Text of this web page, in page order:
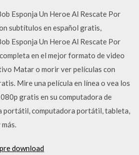
Esponja Un Heroe Al Rescate Por
subtítulos en español gratis,
Esponja Un Heroe Al Rescate Por
en el mejor formato de video
Matar o morir ver películas con
Mire una película en línea o vea los
gratis en su computadora de
portátil, computadora portátil, tableta,
download